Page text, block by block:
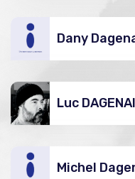
Dany
Luc
Michel